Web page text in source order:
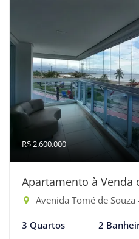
R$ 2.600.000
Apartamento à Venda
Avenida Tomé de
3 Quartos 2